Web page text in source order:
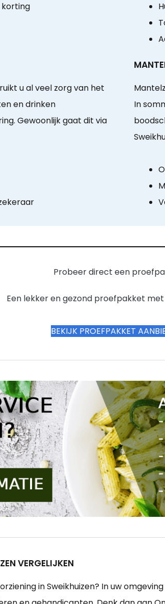
u al veel zorg van het
en drinken
Gewoonlijk gaat dit via
In
Probeer direct een
Een lekker en gezond proefpakket met
BEKIJK PROEFPAKKET
VERGELIJKEN
in Sweikhuizen? In uw